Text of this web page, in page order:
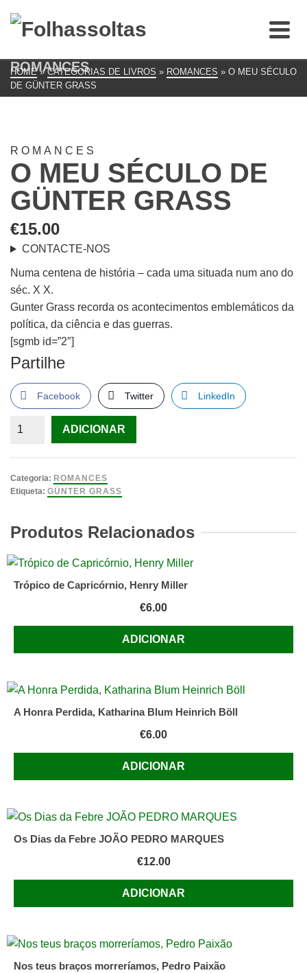
ROMANCES
HOME » CATEGORIAS DE LIVROS » ROMANCES » O MEU SÉCULO
DE GÜNTER GRASS
ROMANCES
O MEU SÉCULO DE
GÜNTER GRASS
€15.00
CONTACTE-NOS
Numa centena de história – cada uma situada num ano do
séc. X X.
Gunter Grass recorda os acontecimentos emblemáticos da
política, da ciência e das guerras.
[sgmb id=”2″]
Partilhe
Facebook Twitter LinkedIn
Quantidade
Meu
Século
Günter
ADICIONAR
Categoria: ROMANCES
Etiqueta: GÜNTER GRASS
Produtos Relacionados
Trópico de Capricórnio, Henry Miller
€6.00
ADICIONAR
A Honra Perdida, Katharina Blum Heinrich Böll
€6.00
ADICIONAR
Os Dias da Febre JOÃO PEDRO MARQUES
€12.00
ADICIONAR
Nos teus braços morreríamos, Pedro Paixão